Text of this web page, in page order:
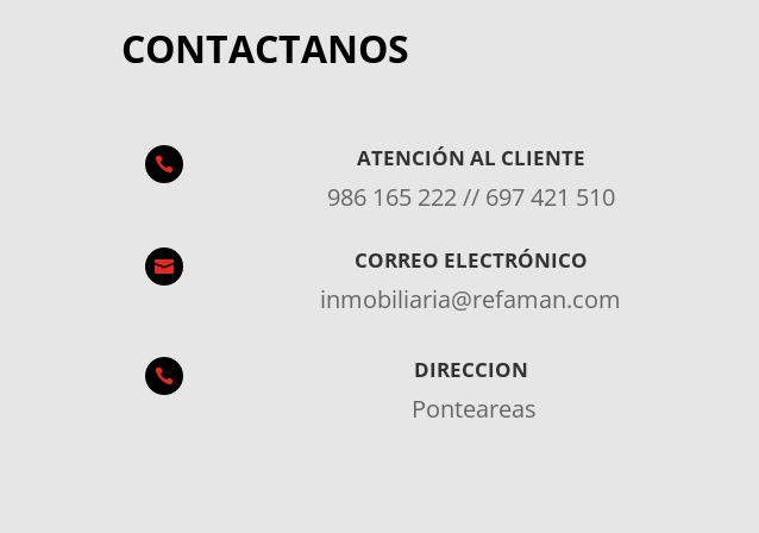
CONTACTANOS
 ATENCIÓN AL CLIENTE
986 165 222 // 697 421 510
 CORREO ELECTRÓNICO
inmobiliaria@refaman.com
 DIRECCION
Ponteareas